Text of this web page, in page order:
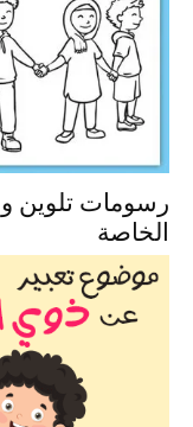
رسومات تلوين
الخاصة